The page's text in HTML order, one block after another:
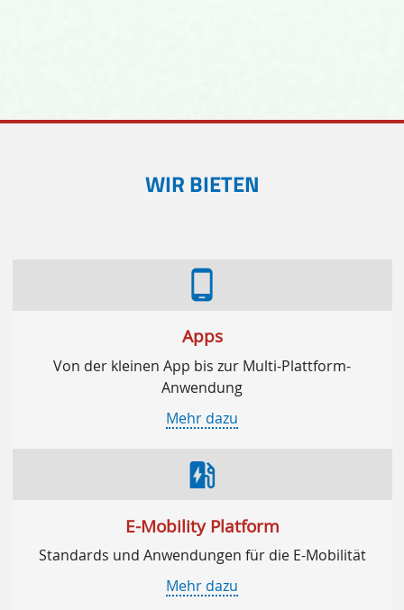
WIR BIETEN
phone_android
Apps
Von der kleinen App bis zur Multi-Plattform-
Anwendung
Mehr dazu
ev_station
E-Mobility Platform
Standards und Anwendungen für die E-Mobilität
Mehr dazu